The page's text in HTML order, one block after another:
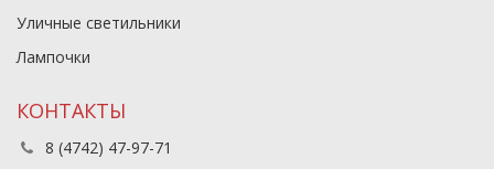
Уличные светильники
Лампочки
КОНТАКТЫ
8 (4742) 47-97-71